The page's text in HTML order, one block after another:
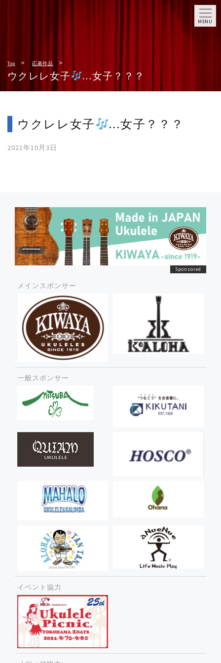
MENU
Top 応募作品
ウクレレ女子 …女子？？？
ウクレレ女子 …女子？？？
2021年10月3日
メインスポンサー
一般スポンサー
イベント協力